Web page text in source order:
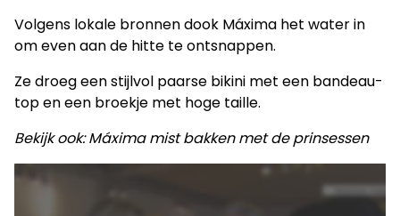
Volgens lokale bronnen dook Máxima het water in
om even aan de hitte te ontsnappen.
Ze droeg een stijlvol paarse bikini met een bandeau-
top en een broekje met hoge taille.
Bekijk ook: Máxima mist bakken met de prinsessen